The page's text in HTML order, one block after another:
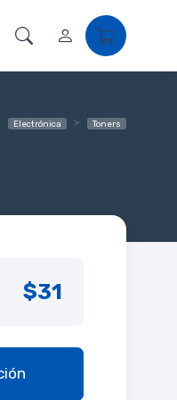
Electrónica Toners
$31